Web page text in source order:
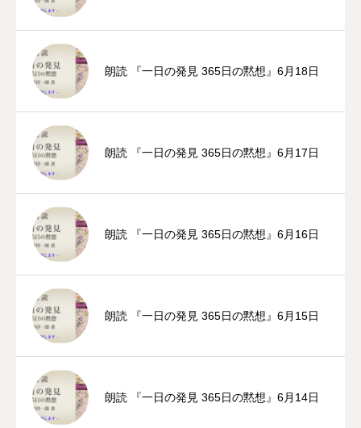
朗読 『一日の発見 365日の黙想』6月18日
朗読 『一日の発見 365日の黙想』6月17日
朗読 『一日の発見 365日の黙想』6月16日
朗読 『一日の発見 365日の黙想』6月15日
朗読 『一日の発見 365日の黙想』6月14日